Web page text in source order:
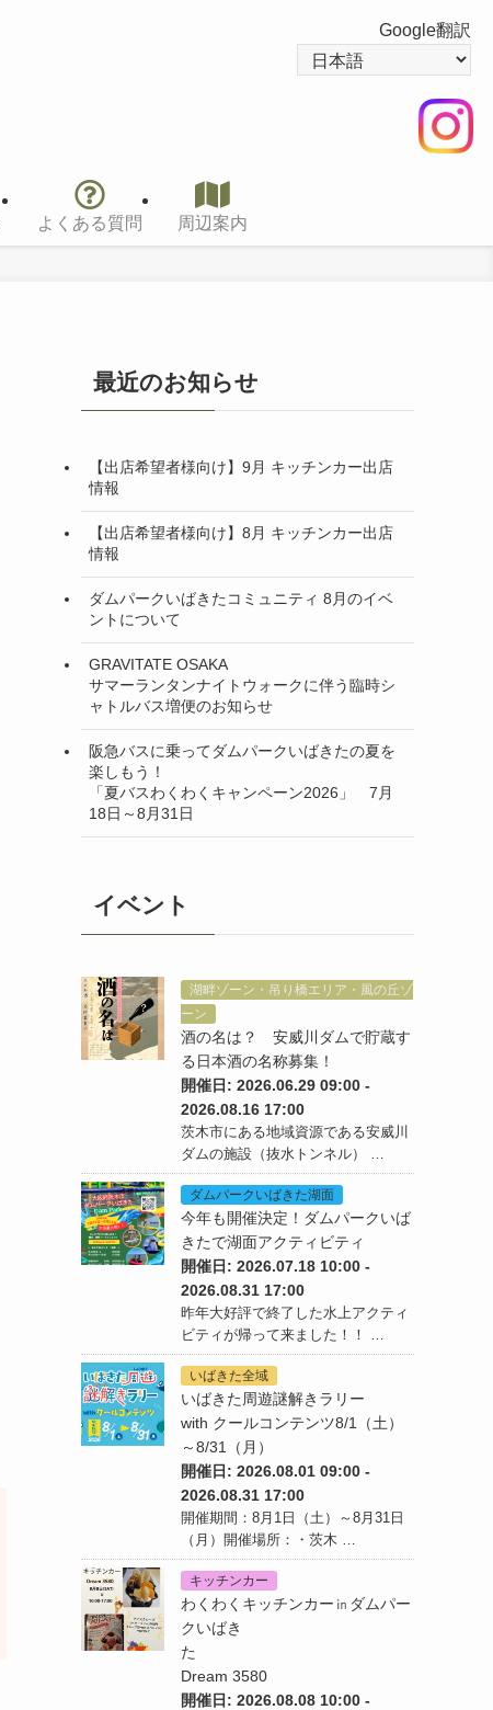
よくある質問 周辺案内
Google翻訳
最近のお知らせ
【出店希望者様向け】9月 キッチンカー出店
情報
【出店希望者様向け】8月 キッチンカー出店
情報
ダムパークいばきたコミュニティ 8月のイベ
ントについて
GRAVITATE OSAKA
サマーランタンナイトウォークに伴う臨時シ
ャトルバス増便のお知らせ
阪急バスに乗ってダムパークいばきたの夏を
楽しもう！
「夏バスわくわくキャンペーン2026」 7月
18日～8月31日
イベント
湖畔ゾーン・吊り橋エリア・風の丘ゾ
ーン
酒の名は？ 安威川ダムで貯蔵す
る日本酒の名称募集！
開催日: 2026.06.29 09:00 -
2026.08.16 17:00
茨木市にある地域資源である安威川
ダムの施設（抜水トンネル） …
ダムパークいばきた湖面
今年も開催決定！ダムパークいば
きたで湖面アクティビティ
開催日: 2026.07.18 10:00 -
2026.08.31 17:00
昨年大好評で終了した水上アクティ
ビティが帰って来ました！！ …
いばきた全域
いばきた周遊謎解きラリー
with クールコンテンツ8/1（土）
～8/31（月）
開催日: 2026.08.01 09:00 -
2026.08.31 17:00
開催期間：8月1日（土）～8月31日
（月）開催場所：・茨木 …
キッチンカー
わくわくキッチンカー㏌ダムパー
クいばき
た
Dream 3580
開催日: 2026.08.08 10:00 -